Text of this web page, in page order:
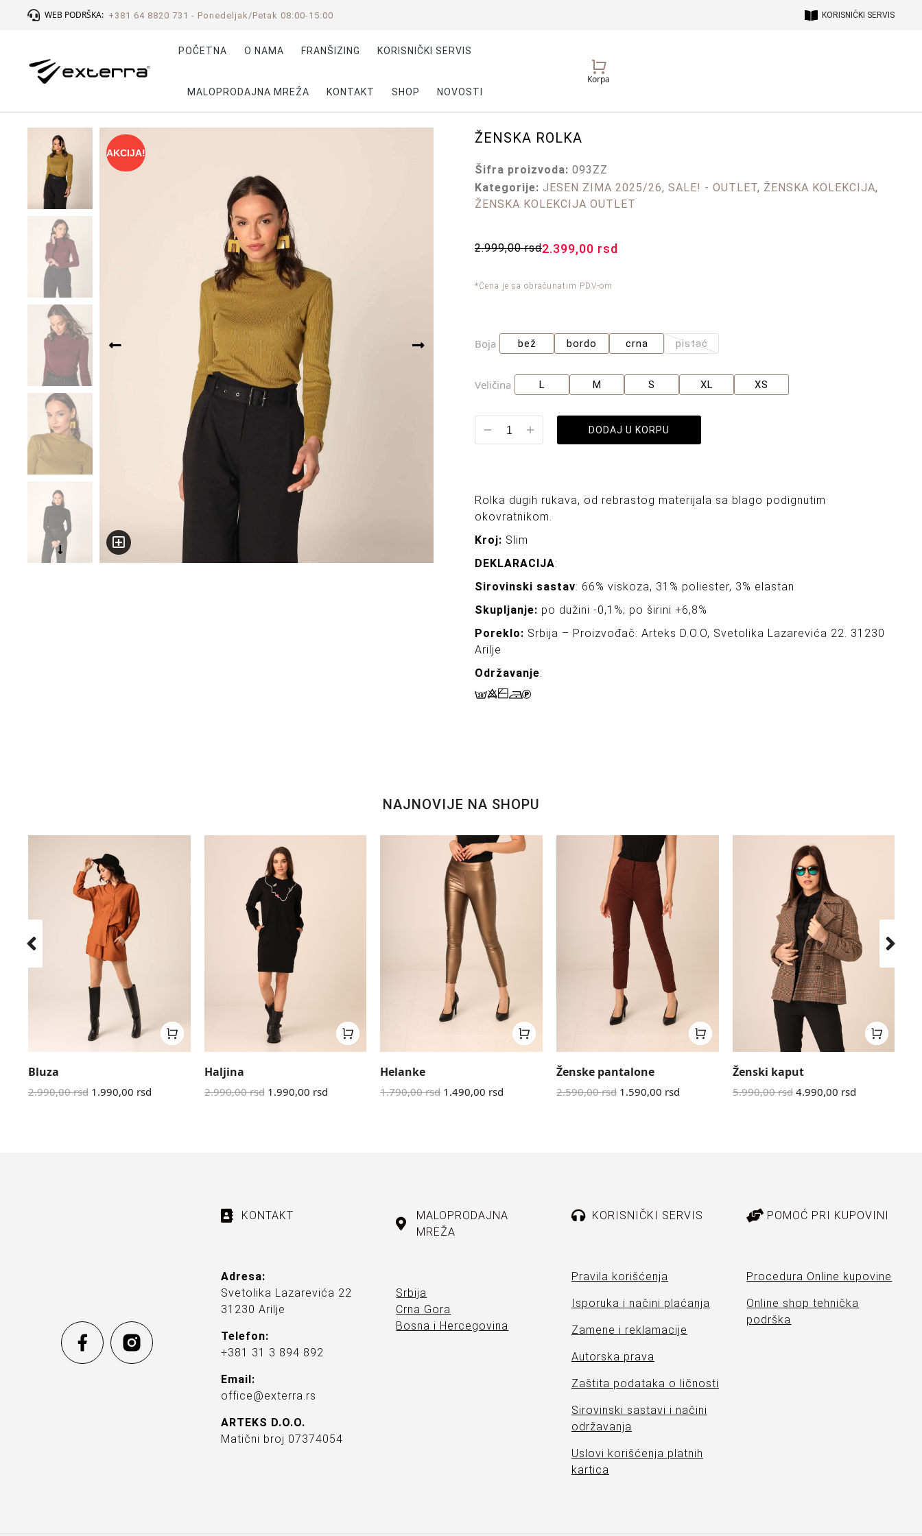
WEB PODRŠKA: +381 64 8820 731 - Ponedeljak/Petak 08:00-15:00 KORISNIČKI SERVIS
POČETNA O NAMA FRANŠIZING KORISNIČKI SERVIS
MALOPRODAJNA MREŽA KONTAKT SHOP NOVOSTI
Vaš
nalog
Korpa
AKCIJA!
ŽENSKA ROLKA
Šifra proizvoda: 093ZZ
Kategorije: JESEN ZIMA 2025/26, SALE! - OUTLET, ŽENSKA KOLEKCIJA,
ŽENSKA KOLEKCIJA OUTLET
2.999,00rsd2.399,00 rsd
*Cena je sa obračunatim PDV-om
Boja bež bordo crna pistać
Veličina L M S XL XS
DODAJ U KORPU
Rolka dugih rukava, od rebrastog materijala sa blago podignutim
okovratnikom.
Kroj: Slim
DEKLARACIJA:
Sirovinski sastav: 66% viskoza, 31% poliester, 3% elastan
Skupljanje: po dužini -0,1%; po širini +6,8%
Poreklo: Srbija – Proizvođač: Arteks D.O.O, Svetolika Lazarevića 22. 31230
Arilje
Održavanje:
NAJNOVIJE NA SHOPU
Bluza
2.990,00rsd 1.990,00 rsd
Haljina
2.990,00rsd 1.990,00 rsd
Helanke
1.790,00rsd 1.490,00 rsd
Ženske pantalone
2.590,00rsd 1.590,00 rsd
Ženski kaput
5.990,00rsd 4.990,00 rsd
KONTAKT
Adresa:
Svetolika Lazarevića 22
31230 Arilje
Telefon:
+381 31 3 894 892
Email:
office@exterra.rs
ARTEKS D.O.O.
Matični broj 07374054
MALOPRODAJNA
MREŽA
Srbija
Crna Gora
Bosna i Hercegovina
KORISNIČKI SERVIS
Pravila korišćenja
Isporuka i načini plaćanja
Zamene i reklamacije
Autorska prava
Zaštita podataka o ličnosti
Sirovinski sastavi i načini
održavanja
Uslovi korišćenja platnih
kartica
POMOĆ PRI KUPOVINI
Procedura Online kupovine
Online shop tehnička
podrška